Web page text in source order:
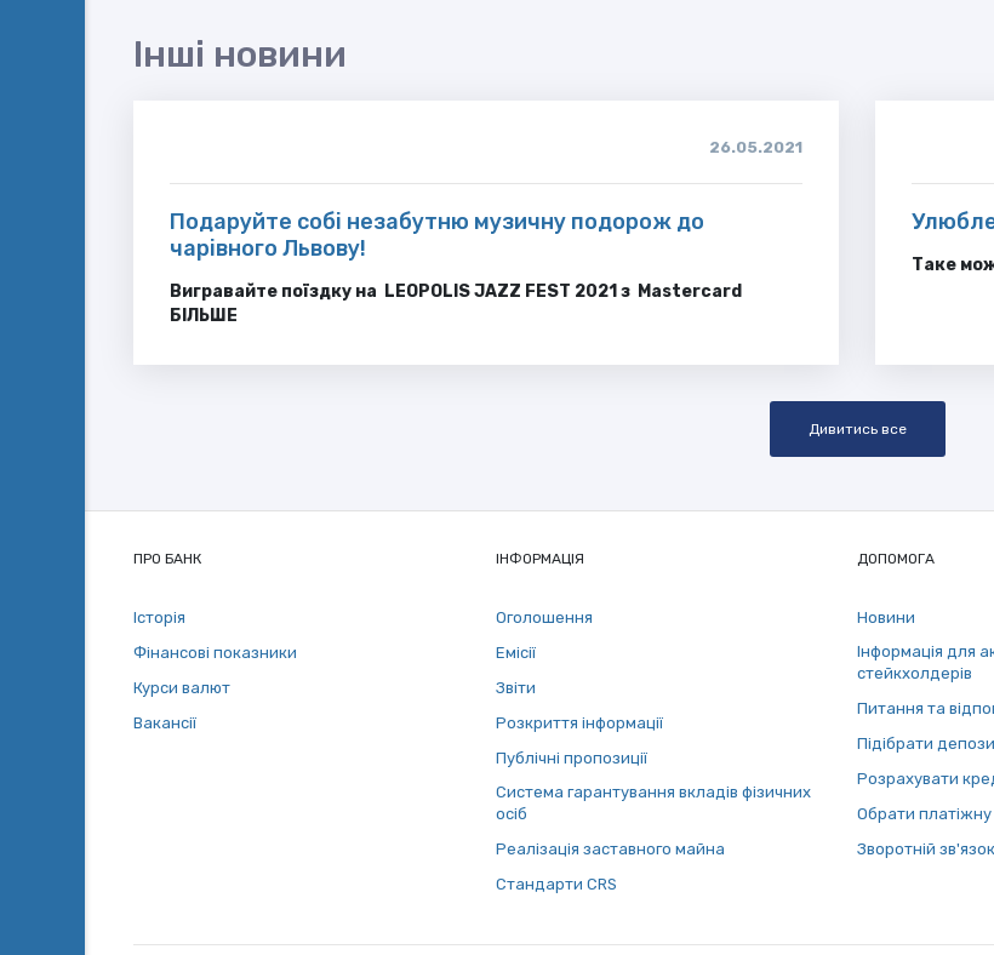
Інші новини
26.05.2021
Подаруйте собі незабутню музичну подорож до
чарівного Львову!
Вигравайте поїздку на LEOPOLIS JAZZ FEST 2021 з Mastercard
БІЛЬШЕ
Таке
Дивитись все
ПРО БАНК
Історія
Фінансові показники
Курси валют
Вакансії
ІНФОРМАЦІЯ
Оголошення
Емісії
Звіти
Розкриття інформації
Публічні пропозиції
Система гарантування вкладів фізичних
осіб
Реалізація заставного майна
Стандарти СRS
ДОПОМОГА
Новини
Інформація для
стейкхолдерів
Питання та
Підібрати
Розрахувати
Обрати платіжну
Зворотній зв'язок